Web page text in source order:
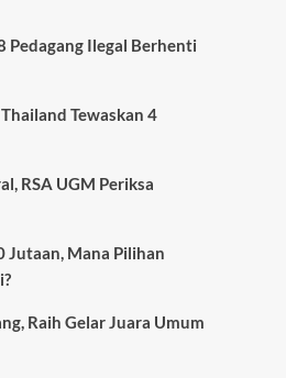
Pedagang Ilegal Berhenti
Tewaskan 4
RSA UGM Periksa
Jutaan, Mana Pilihan
Raih Gelar Juara Umum